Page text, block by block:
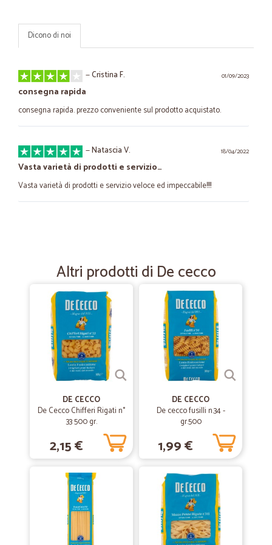
Dicono di noi
01/09/2023
—Cristina F.
consegna rapida
consegna rapida. prezzo conveniente sul prodotto acquistato.
18/04/2022
—Natascia V.
Vasta varietà di prodotti e servizio…
Vasta varietà di prodotti e servizio veloce ed impeccabile!!!!
sempre stata affidabile e puntuale. E' tutto ciò che chiedo in un
acquisto. Grazie mille.
— Franco N.
Puntuale e preciso
Puntuale e preciso
—Simonetta F.
Grazie
Grazie, la merce è arrivata velocissima, imballata bene, omaggi,
proprio come ogni azienda su internet dovrebbe essere. Il prodotto
acquistato, ossia l acqua lauretana, è ottima e non drovandola nella
Saluti da Senigallia
08/08/2020
Laura F.
Acquisto online
Altri prodotti di De cecco
DE CECCO
De Cecco Chifferi Rigati n°
33 500 gr.
2,15 €
DE CECCO
De cecco fusilli n.34 -
gr.500
1,99 €